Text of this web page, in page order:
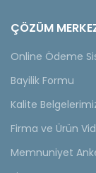
ÇÖZÜM
Online Ödeme
Bayilik Formu
Kalite
Firma ve Ürün
Memnuniyet